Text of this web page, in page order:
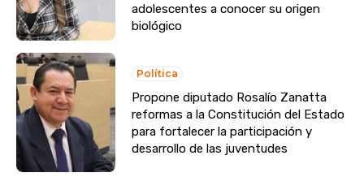
adolescentes a conocer su origen
biológico
Política
Propone diputado Rosalío Zanatta
reformas a la Constitución del Estado
para fortalecer la participación y
desarrollo de las juventudes